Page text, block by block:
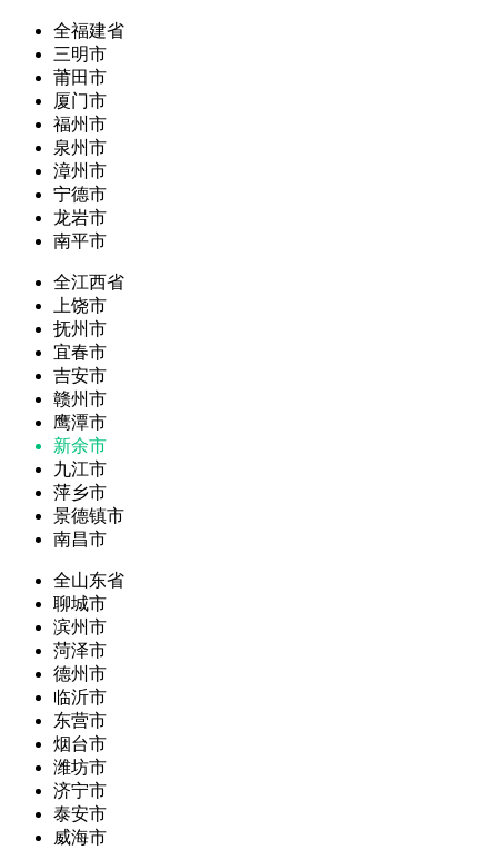
全福建省
三明市
莆田市
厦门市
福州市
泉州市
漳州市
宁德市
龙岩市
南平市
全江西省
上饶市
抚州市
宜春市
吉安市
赣州市
鹰潭市
新余市
九江市
萍乡市
景德镇市
南昌市
全山东省
聊城市
滨州市
菏泽市
德州市
临沂市
东营市
烟台市
潍坊市
济宁市
泰安市
威海市